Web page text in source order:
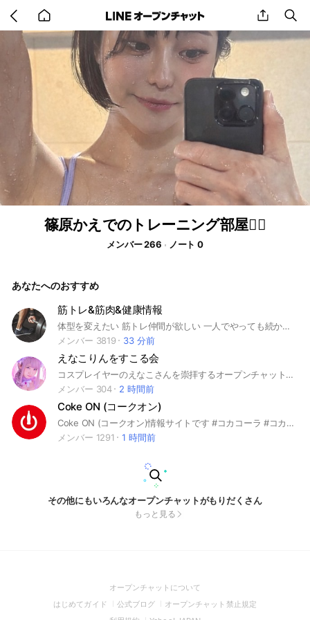
back
to
home
share
篠原かえでのトレーニング部屋🏋️‍♀️
メンバー 266 ノート 0
あなたへのおすすめ
筋トレ&筋肉&健康情報
体型を変えたい 筋トレ仲間が欲しい 一人でやっても続かない 食事管理について相談したい 何から始めたらいいか分からない そんなあなた😌 ボディメイクのための食事・毎日のトレーニング・使っているサプリや器具などの情報共有をして みんなで頑張りましょう🏆 中学生から大人まで 幅広い世代の仲間が待っています。 お気軽にご参加ください☺️ ※入室後は必ずルールを読んでね！ ⚠️名前とアイコンに注意⚠️ 政治/宗教/下ネタ/反社会的/犯罪/公序良俗に反する内容/その他管理人の判断で告知なく退室処分になる可能性があります。
メンバー 3819
33 分前
えなこりんをすこる会
コスプレイヤーのえなこさんを崇拝するオープンチャットです。えなこりん好きなら誰でもOK！コスプレ談議も😇
メンバー 304
2 時間前
Coke ON (コークオン)
Coke ON (コークオン)情報サイトです #コカコーラ #コカコーラゼロ #Coca-Cola ZERO #いろはす #綾鷹 あやたか #アクエリアス AQUARIUS #ジョージア GEORGIA #ファンタ FANTA #スプライト Sprite #ジンジャーエール カナダドライ #ドクターペッパー Dr Pepper #爽健美茶 #やかんの麦茶 #紅茶花伝 #からだすこやか茶 #ウーロン茶 煌 烏龍茶 #COSTA COFFEE #Qoo クー #リアルゴールド REAL GOLD #森の水だより #自動販売機 自販機 #アプリ #ポイント
メンバー 1291
1 時間前
その他にもいろんなオープンチャットがもりだくさん
もっと見る
オープンチャットについて
in
はじめてガイド
(Open
in
公式ブログ
(Open
in
オープンチャット禁止規定(Open